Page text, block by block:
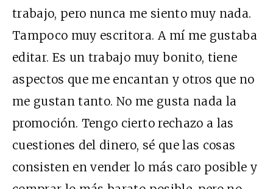
trabajo, pero nunca me siento muy nada.
Tampoco muy escritora. A mí me gustaba
editar. Es un trabajo muy bonito, tiene
aspectos que me encantan y otros que no
me gustan tanto. No me gusta nada la
promoción. Tengo cierto rechazo a las
cuestiones del dinero, sé que las cosas
consisten en vender lo más caro posible y